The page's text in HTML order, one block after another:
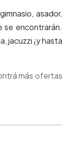
asador,
se encontrarán.
jacuzzi ¡y hasta
más ofertas